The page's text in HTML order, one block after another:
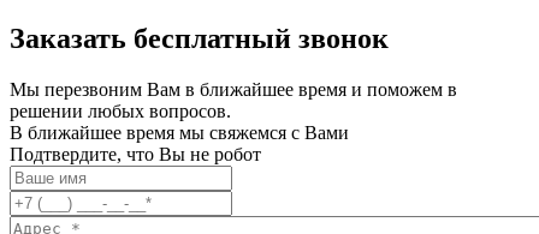
Заказать бесплатный звонок
Мы перезвоним Вам в ближайшее время и поможем в
решении любых вопросов.
В ближайшее время мы свяжемся с Вами
Подтвердите, что Вы не робот